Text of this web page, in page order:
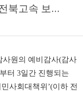
철저히 감사해라”
사원의 예비감사(감사
터 3일간 진행되는
사회대책위’(이하 전